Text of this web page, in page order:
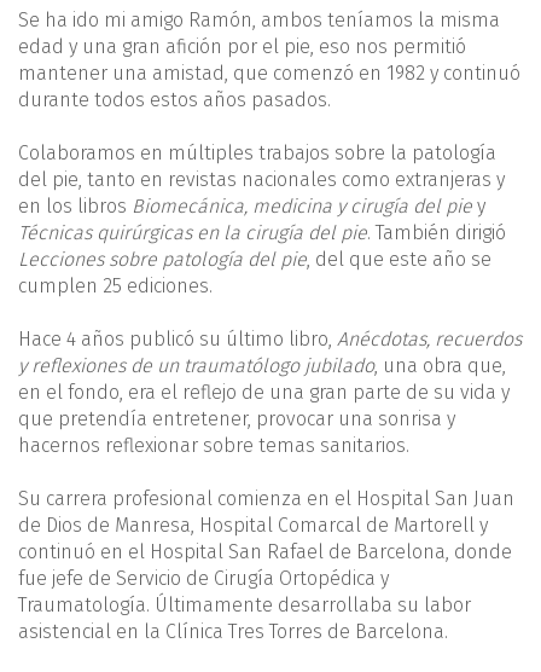
Se ha ido mi amigo Ramón, ambos teníamos la misma
edad y una gran afición por el pie, eso nos permitió
mantener una amistad, que comenzó en 1982 y continuó
durante todos estos años pasados.
Colaboramos en múltiples trabajos sobre la patología
del pie, tanto en revistas nacionales como extranjeras y
en los libros Biomecánica, medicina y cirugía del pie y
Técnicas quirúrgicas en la cirugía del pie. También dirigió
Lecciones sobre patología del pie, del que este año se
cumplen 25 ediciones.
Hace 4 años publicó su último libro, Anécdotas, recuerdos
y reflexiones de un traumatólogo jubilado, una obra que,
en el fondo, era el reflejo de una gran parte de su vida y
que pretendía entretener, provocar una sonrisa y
hacernos reflexionar sobre temas sanitarios.
Su carrera profesional comienza en el Hospital San Juan
de Dios de Manresa, Hospital Comarcal de Martorell y
continuó en el Hospital San Rafael de Barcelona, donde
fue jefe de Servicio de Cirugía Ortopédica y
Traumatología. Últimamente desarrollaba su labor
asistencial en la Clínica Tres Torres de Barcelona.